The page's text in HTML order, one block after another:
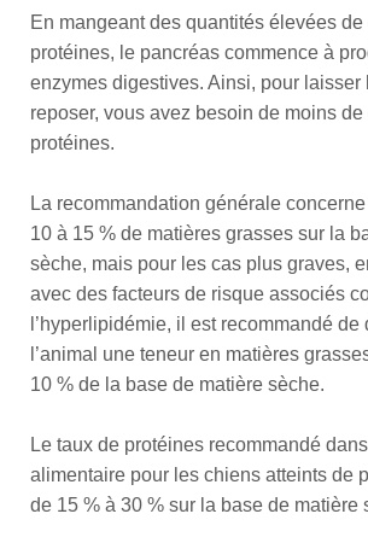
En mangeant des quantités élevées
protéines, le pancréas commence à
enzymes digestives. Ainsi, pour laisser
reposer, vous avez besoin de moins
protéines.
La recommandation générale
10 à 15 % de matières grasses sur la
sèche, mais pour les cas plus graves,
avec des facteurs de risque associés
l’hyperlipidémie, il est recommandé de
l’animal une teneur en matières
10 % de la base de matière sèche.
Le taux de protéines recommandé
alimentaire pour les chiens atteints de
de 15 % à 30 % sur la base de matière